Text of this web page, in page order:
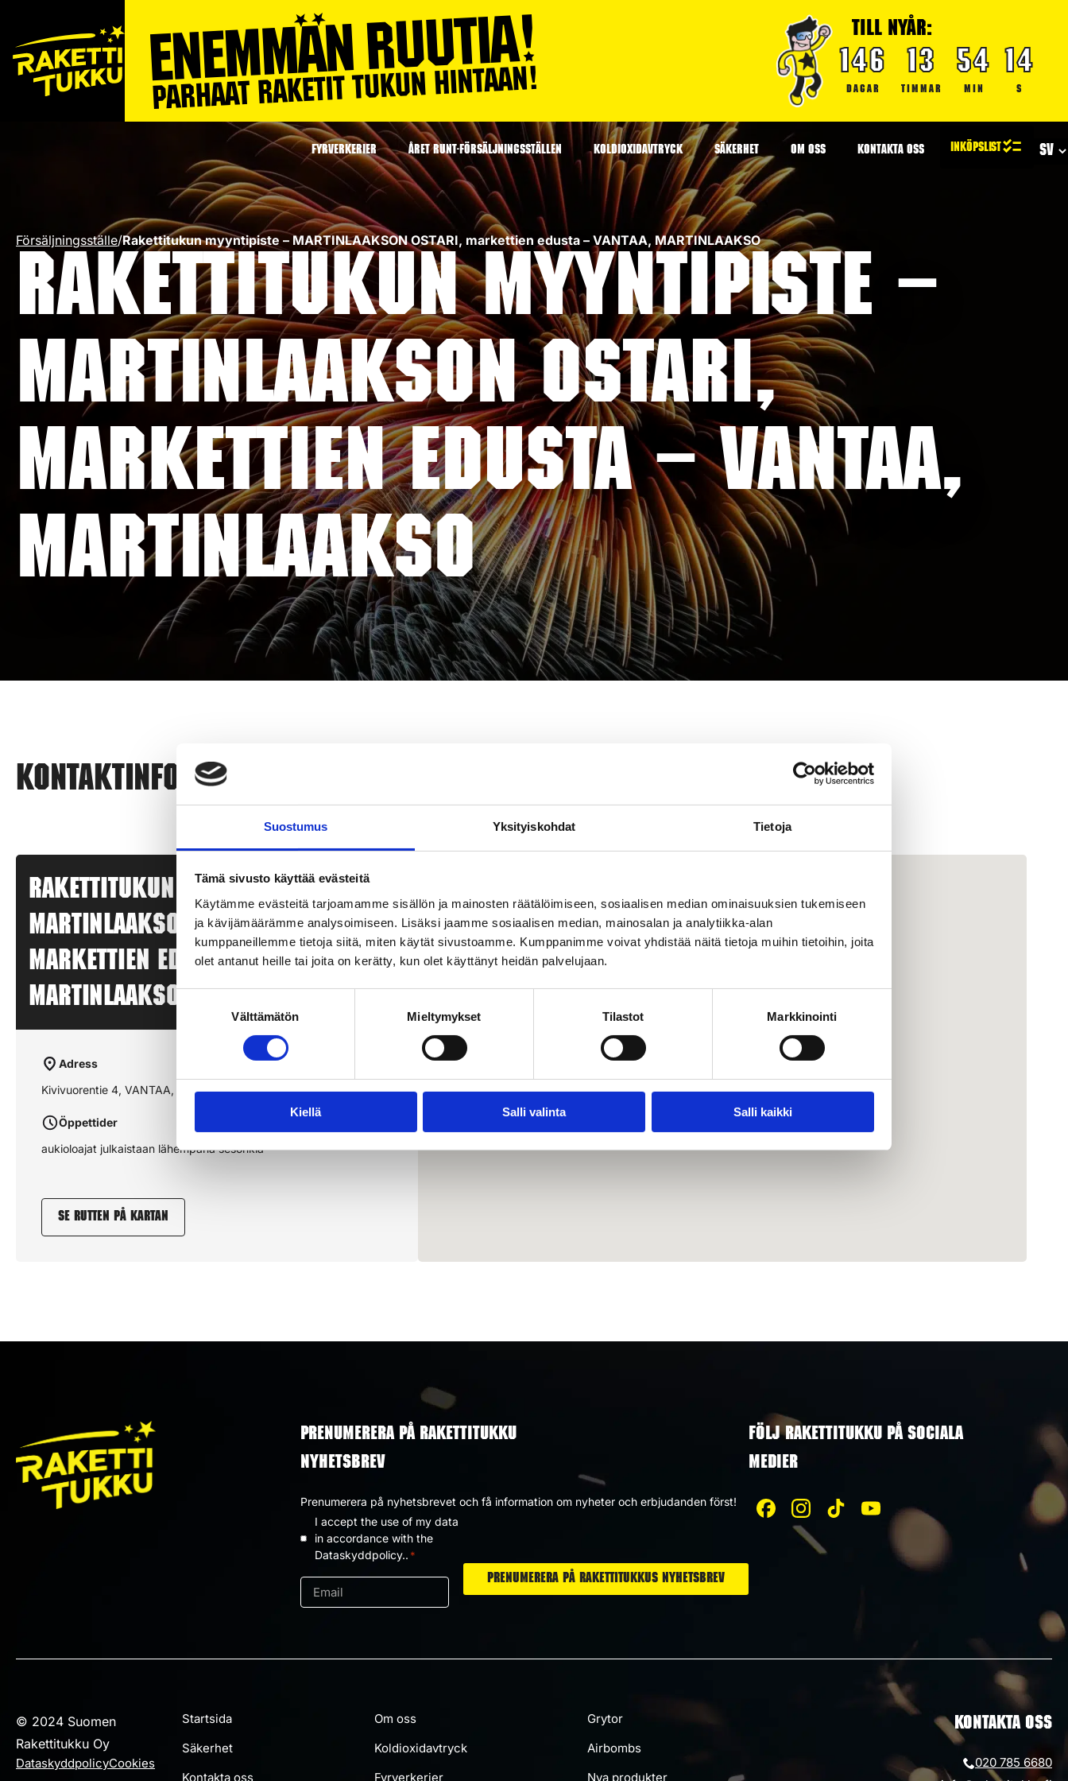
Suostumus Yksityiskohdat Tietoja
Tämä sivusto käyttää evästeitä
Käytämme evästeitä tarjoamamme sisällön ja mainosten räätälöimiseen, sosiaalisen median ominaisuuksien tukemiseen
ja kävijämäärämme analysoimiseen. Lisäksi jaamme sosiaalisen median, mainosalan ja analytiikka-alan
kumppaneillemme tietoja siitä, miten käytät sivustoamme. Kumppanimme voivat yhdistää näitä tietoja muihin tietoihin, joita
olet antanut heille tai joita on kerätty, kun olet käyttänyt heidän palvelujaan.
Välttämätön Mieltymykset Tilastot Markkinointi
Kiellä Salli valinta Salli kaikki
TILL NYÅR:
146
DAGAR
13
TIMMAR
54
MIN
14
S
FYRVERKERIER ÅRET RUNT-FÖRSÄLJNINGSSTÄLLEN KOLDIOXIDAVTRYCK SÄKERHET OM OSS KONTAKTA OSS
Försäljningsställe/Rakettitukun myyntipiste – MARTINLAAKSON OSTARI, markettien edusta – VANTAA, MARTINLAAKSO
Rakettitukun myyntipiste –
MARTINLAAKSON OSTARI,
markettien edusta – VANTAA,
MARTINLAAKSO
Kontaktinformation
Rakettitukun myyntipiste –
MARTINLAAKSON OSTARI,
markettien edusta – VANTAA,
MARTINLAAKSO
Adress
Kivivuorentie 4, VANTAA, MARTINLAAKSO
Öppettider
aukioloajat julkaistaan lähempänä sesonkia
Se rutten på kartan
PRENUMERERA PÅ RAKETTITUKKU
NYHETSBREV
Prenumerera på nyhetsbrevet och få information om nyheter och erbjudanden först!
Dataskyddpolicy
I accept the use of my data
in accordance with the
Dataskyddpolicy.. *
FÖLJ RAKETTITUKKU PÅ SOCIALA
MEDIER
© 2024 Suomen
Rakettitukku Oy
DataskyddpolicyCookies
Startsida
Säkerhet
Kontakta oss
Om oss
Koldioxidavtryck
Fyrverkerier
Grytor
Airbombs
Nya produkter
KONTAKTA OSS
020 785 6680